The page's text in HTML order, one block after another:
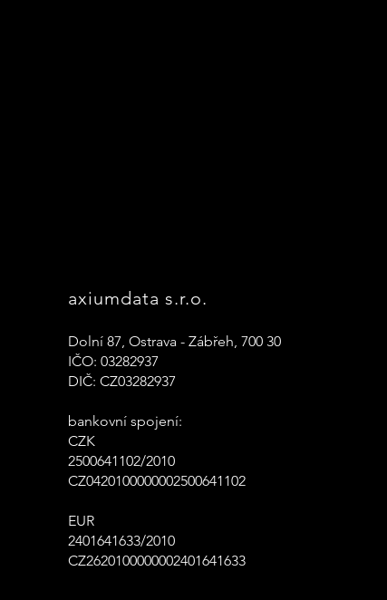
axiumdata s.r.o.
Dolní 87, Ostrava - Zábřeh, 700 30
IČO: 03282937
DIČ: CZ03282937
bankovní spojení:
CZK
2500641102/2010
CZ0420100000002500641102
EUR
2401641633/2010
CZ2620100000002401641633